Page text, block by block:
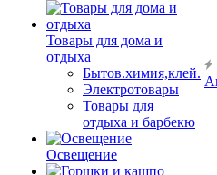
Товары для дома и
отдыха
Бытов.химия,клей.
Электротовары
Товары для
отдыха и барбекю
Освещение